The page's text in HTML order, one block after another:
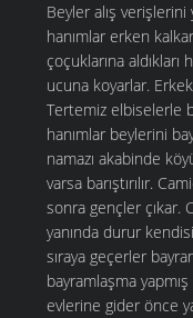
Beyler alış verişlerini
hanımlar erken
çoçuklarına
ucuna koyarlar.
Tertemiz elbiselerle
hanımlar beylerini
namazı akabinde
varsa barıştırılır.
sonra gençler çıkar.
yanında durur
sıraya geçerler
bayramlaşma
evlerine gider önce